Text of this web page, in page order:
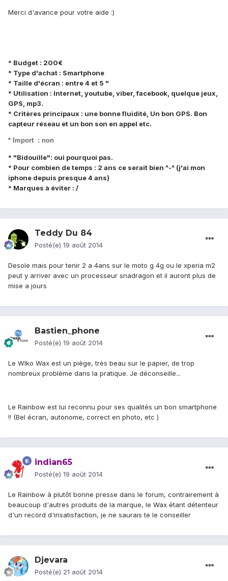
Merci d'avance pour votre aide :)
* Budget : 200€
* Type d'achat : Smartphone
* Taille d'écran : entre 4 et 5 "
* Utilisation : Internet, youtube, viber, facebook, quelque jeux,
GPS, mp3.
* Critères principaux : une bonne fluidité, Un bon GPS. Bon
capteur réseau et un bon son en appel etc.
* Import : non
* "Bidouille": oui pourquoi pas.
* Pour combien de temps : 2 ans ce serait bien ^-^ (j'ai mon
iphone depuis presque 4 ans)
* Marques à éviter : /
Teddy Du 84
Posté(e) 19 août 2014
Desole mais pour tenir 2 a 4ans sur le moto g 4g ou le xperia m2
peut y arriver avec un processeur snadragon et il auront plus de
mise a jours
Bastien_phone
Posté(e) 19 août 2014
Le WIko Wax est un piège, très beau sur le papier, de trop
nombreux problème dans la pratique. Je déconseille...
Le Rainbow est lui reconnu pour ses qualités un bon smartphone
!! (Bel écran, autonome, correct en photo, etc )
indian65
Posté(e) 19 août 2014
Le Rainbow à plutôt bonne presse dans le forum, contrairement à
beaucoup d'autres produits de la marque, le Wax étant détenteur
d'un record d'insatisfaction, je ne saurais te le conseiller
Djevara
Posté(e) 21 août 2014